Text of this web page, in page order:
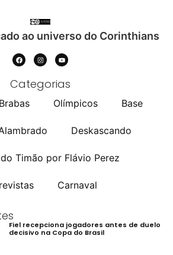
ao universo do Corinthians
Categorias
Brabas Olímpicos Base
Deskascando
Timão por Flávio Perez
Carnaval
Fiel recepciona jogadores antes de duelo
decisivo na Copa do Brasil